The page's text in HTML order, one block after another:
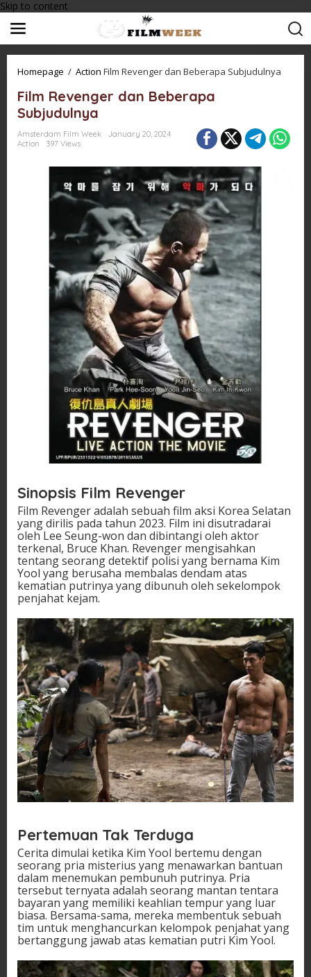
Skip to content
Homepage / Action Film Revenger dan Beberapa Subjudulnya
Film Revenger dan Beberapa
Subjudulnya
Amsterdam Film Week
January 20, 2024
Action
397 Views
Sinopsis Film Revenger
Film Revenger adalah sebuah film aksi Korea Selatan
yang dirilis pada tahun 2023. Film ini disutradarai
oleh Lee Seung-won dan dibintangi oleh aktor
terkenal, Bruce Khan. Revenger mengisahkan
tentang seorang detektif polisi yang bernama Kim
Yool yang berusaha membalas dendam atas
kematian putrinya yang dibunuh oleh sekelompok
penjahat kejam.
Pertemuan Tak Terduga
Cerita dimulai ketika Kim Yool bertemu dengan
seorang pria misterius yang menawarkan bantuan
dalam menemukan pembunuh putrinya. Pria
tersebut ternyata adalah seorang mantan tentara
bayaran yang memiliki keahlian tempur yang luar
biasa. Bersama-sama, mereka membentuk sebuah
tim untuk menghancurkan kelompok penjahat yang
bertanggung jawab atas kematian putri Kim Yool.